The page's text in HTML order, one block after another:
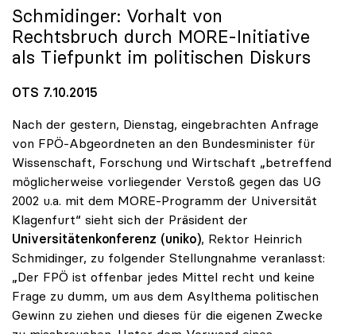
Schmidinger: Vorhalt von
Rechtsbruch durch MORE-Initiative
als Tiefpunkt im politischen Diskurs
OTS 7.10.2015
Nach der gestern, Dienstag, eingebrachten Anfrage
von FPÖ-Abgeordneten an den Bundesminister für
Wissenschaft, Forschung und Wirtschaft „betreffend
möglicherweise vorliegender Verstoß gegen das UG
2002 u.a. mit dem MORE-Programm der Universität
Klagenfurt“ sieht sich der Präsident der
Universitätenkonferenz (uniko), Rektor Heinrich
Schmidinger, zu folgender Stellungnahme veranlasst:
„Der FPÖ ist offenbar jedes Mittel recht und keine
Frage zu dumm, um aus dem Asylthema politischen
Gewinn zu ziehen und dieses für die eigenen Zwecke